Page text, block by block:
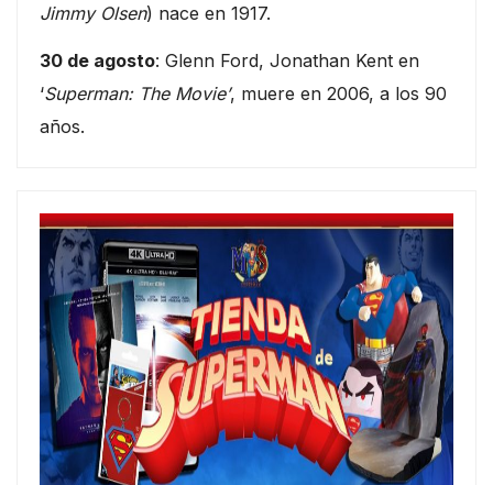
Jimmy Olsen) nace en 1917.
30 de agosto: Glenn Ford, Jonathan Kent en
‘Superman: The Movie’, muere en 2006, a los 90
años.